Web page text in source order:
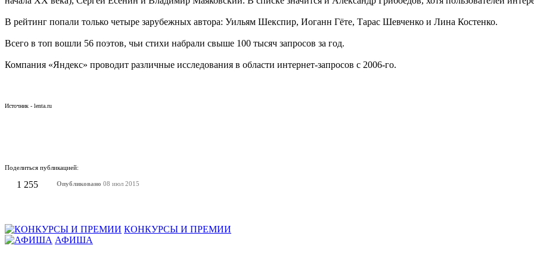
В рейтинг попали только четыре зарубежных автора: Уильям Шекспир, Иоганн Гёте, Тарас Шевченко и Лина Костенко.
Всего в топ вошли 56 поэтов, чьи стихи набрали свыше 100 тысяч запросов за год.
Компания «Яндекс» проводит различные исследования в области интернет-запросов с 2006-го.
Источник - lenta.ru
Поделиться публикацией:
1 255 Опубликовано 08 июл 2015
КОНКУРСЫ И ПРЕМИИ
АФИША